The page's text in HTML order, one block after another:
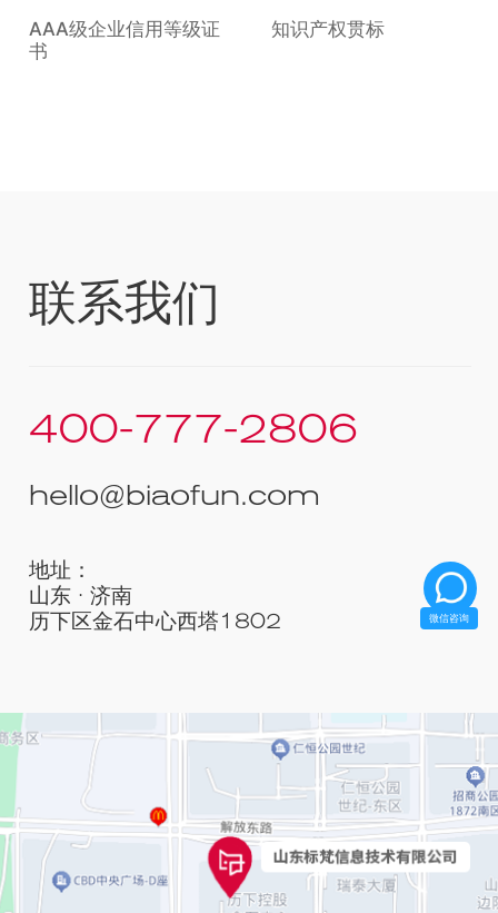
AAA级企业信用等级证
书
知识产权贯标
联系我们
400-777-2806
hello@biaofun.com
地址：
山东 · 济南
历下区金石中心西塔1802
微信咨询